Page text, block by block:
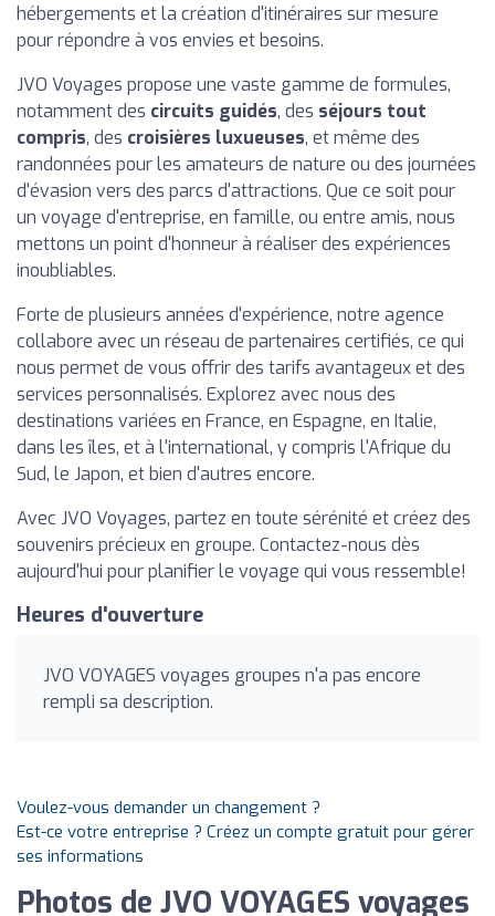
hébergements et la création d'itinéraires sur mesure
pour répondre à vos envies et besoins.
JVO Voyages propose une vaste gamme de formules,
notamment des circuits guidés, des séjours tout
compris, des croisières luxueuses, et même des
randonnées pour les amateurs de nature ou des journées
d'évasion vers des parcs d'attractions. Que ce soit pour
un voyage d'entreprise, en famille, ou entre amis, nous
mettons un point d'honneur à réaliser des expériences
inoubliables.
Forte de plusieurs années d'expérience, notre agence
collabore avec un réseau de partenaires certifiés, ce qui
nous permet de vous offrir des tarifs avantageux et des
services personnalisés. Explorez avec nous des
destinations variées en France, en Espagne, en Italie,
dans les îles, et à l'international, y compris l'Afrique du
Sud, le Japon, et bien d'autres encore.
Avec JVO Voyages, partez en toute sérénité et créez des
souvenirs précieux en groupe. Contactez-nous dès
aujourd'hui pour planifier le voyage qui vous ressemble!
Heures d'ouverture
JVO VOYAGES voyages groupes n'a pas encore
rempli sa description.
Voulez-vous demander un changement ?
Est-ce votre entreprise ? Créez un compte gratuit pour gérer
ses informations
Photos de JVO VOYAGES voyages